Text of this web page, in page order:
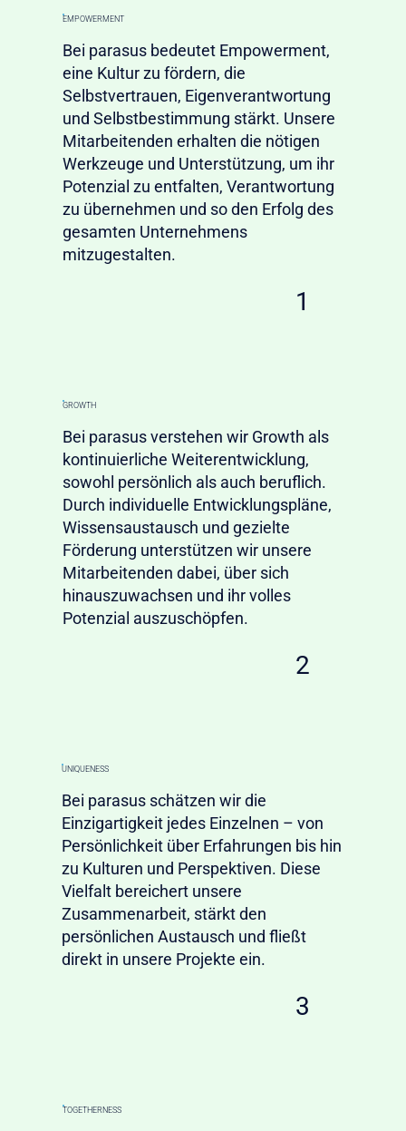
EMPOWERMENT
Bei parasus bedeutet Empowerment,
eine Kultur zu fördern, die
Selbstvertrauen, Eigenverantwortung
und Selbstbestimmung stärkt. Unsere
Mitarbeitenden erhalten die nötigen
Werkzeuge und Unterstützung, um ihr
Potenzial zu entfalten, Verantwortung
zu übernehmen und so den Erfolg des
gesamten Unternehmens
mitzugestalten.
1
GROWTH
Bei parasus verstehen wir Growth als
kontinuierliche Weiterentwicklung,
sowohl persönlich als auch beruflich.
Durch individuelle Entwicklungspläne,
Wissensaustausch und gezielte
Förderung unterstützen wir unsere
Mitarbeitenden dabei, über sich
hinauszuwachsen und ihr volles
Potenzial auszuschöpfen.
2
UNIQUENESS
Bei parasus schätzen wir die
Einzigartigkeit jedes Einzelnen – von
Persönlichkeit über Erfahrungen bis hin
zu Kulturen und Perspektiven. Diese
Vielfalt bereichert unsere
Zusammenarbeit, stärkt den
persönlichen Austausch und fließt
direkt in unsere Projekte ein.
3
TOGETHERNESS